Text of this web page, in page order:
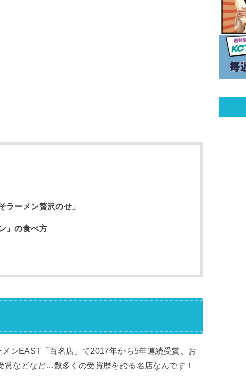
ーメン贅沢のせ」
」の食べ方
ンEAST「百名店」で2017年から5年連続受賞、お
などなど…数多くの受賞歴を誇る名店なんです！